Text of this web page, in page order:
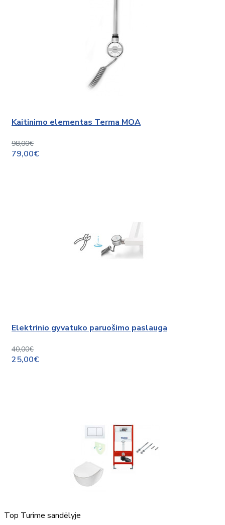
Kaitinimo elementas Terma MOA
98,00€
79,00€
Elektrinio gyvatuko paruošimo paslauga
40,00€
25,00€
Top Turime sandėlyje